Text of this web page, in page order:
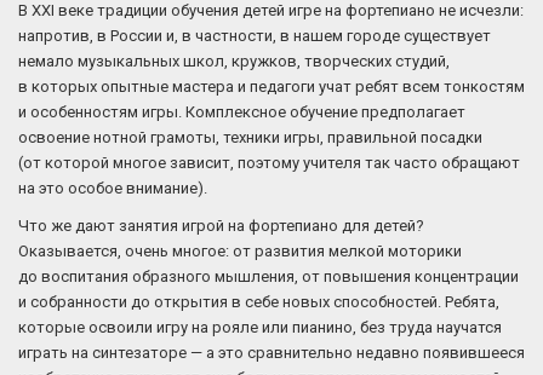
В XXI веке традиции обучения детей игре на фортепиано не исчезли:
напротив, в России и, в частности, в нашем городе существует
немало музыкальных школ, кружков, творческих студий,
в которых опытные мастера и педагоги учат ребят всем тонкостям
и особенностям игры. Комплексное обучение предполагает
освоение нотной грамоты, техники игры, правильной посадки
(от которой многое зависит, поэтому учителя так часто обращают
на это особое внимание).
Что же дают занятия игрой на фортепиано для детей?
Оказывается, очень многое: от развития мелкой моторики
до воспитания образного мышления, от повышения концентрации
и собранности до открытия в себе новых способностей. Ребята,
которые освоили игру на рояле или пианино, без труда научатся
играть на синтезаторе — а это сравнительно недавно появившееся